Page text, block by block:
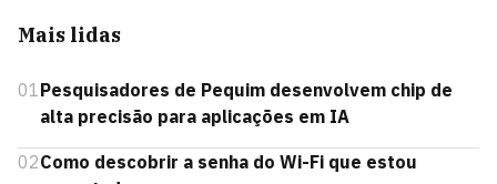
Mais lidas
01Pesquisadores de Pequim desenvolvem chip de
alta precisão para aplicações em IA
02Como descobrir a senha do Wi-Fi que estou